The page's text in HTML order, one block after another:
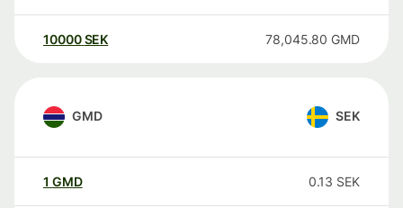
10000 SEK 78,045.80 GMD
GMD SEK
1 GMD 0.13 SEK